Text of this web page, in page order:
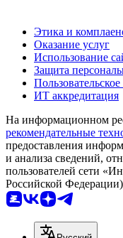
Этика и
Оказание услуг
Использование
Защита
ИТ аккредитация
На информационном
рекомендательные
предоставления
и анализа сведений,
пользователей сети
Российской Федерации)